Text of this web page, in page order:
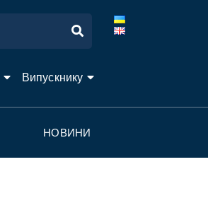
Випускнику
НОВИНИ